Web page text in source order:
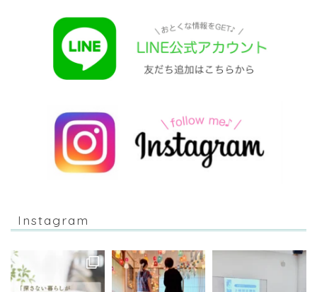
Instagram